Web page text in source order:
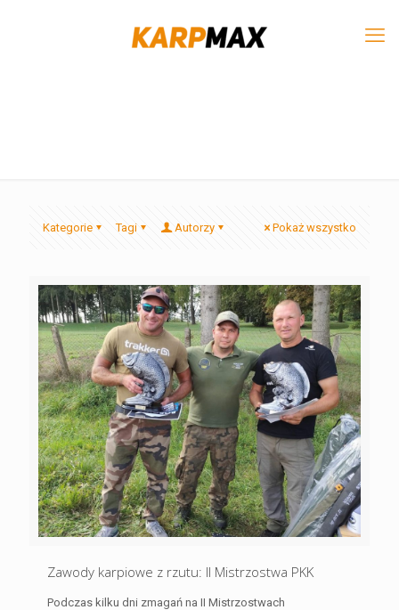
Kategorie Tagi Autorzy Pokaż wszystko
Zawody karpiowe z rzutu: II Mistrzostwa PKK
Podczas kilku dni zmagań na II Mistrzostwach